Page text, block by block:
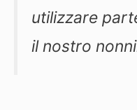
utilizzare
il nostro